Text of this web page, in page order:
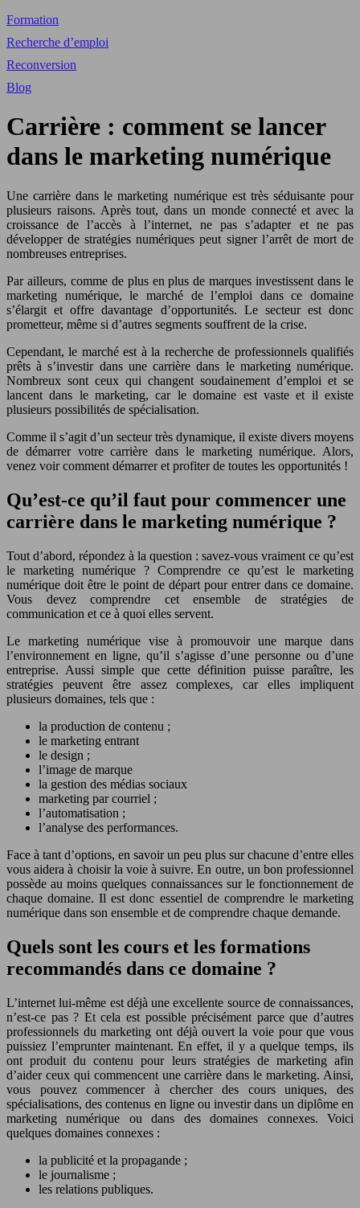
Formation
Recherche d’emploi
Reconversion
Blog
Carrière : comment se lancer
dans le marketing numérique
Une carrière dans le marketing numérique est très séduisante pour
plusieurs raisons. Après tout, dans un monde connecté et avec la
croissance de l’accès à l’internet, ne pas s’adapter et ne pas
développer de stratégies numériques peut signer l’arrêt de mort de
nombreuses entreprises.
Par ailleurs, comme de plus en plus de marques investissent dans le
marketing numérique, le marché de l’emploi dans ce domaine
s’élargit et offre davantage d’opportunités. Le secteur est donc
prometteur, même si d’autres segments souffrent de la crise.
Cependant, le marché est à la recherche de professionnels qualifiés
prêts à s’investir dans une carrière dans le marketing numérique.
Nombreux sont ceux qui changent soudainement d’emploi et se
lancent dans le marketing, car le domaine est vaste et il existe
plusieurs possibilités de spécialisation.
Comme il s’agit d’un secteur très dynamique, il existe divers moyens
de démarrer votre carrière dans le marketing numérique. Alors,
venez voir comment démarrer et profiter de toutes les opportunités !
Qu’est-ce qu’il faut pour commencer une
carrière dans le marketing numérique ?
Tout d’abord, répondez à la question : savez-vous vraiment ce qu’est
le marketing numérique ? Comprendre ce qu’est le marketing
numérique doit être le point de départ pour entrer dans ce domaine.
Vous devez comprendre cet ensemble de stratégies de
communication et ce à quoi elles servent.
Le marketing numérique vise à promouvoir une marque dans
l’environnement en ligne, qu’il s’agisse d’une personne ou d’une
entreprise. Aussi simple que cette définition puisse paraître, les
stratégies peuvent être assez complexes, car elles impliquent
plusieurs domaines, tels que :
la production de contenu ;
le marketing entrant
le design ;
l’image de marque
la gestion des médias sociaux
marketing par courriel ;
l’automatisation ;
l’analyse des performances.
Face à tant d’options, en savoir un peu plus sur chacune d’entre elles
vous aidera à choisir la voie à suivre. En outre, un bon professionnel
possède au moins quelques connaissances sur le fonctionnement de
chaque domaine. Il est donc essentiel de comprendre le marketing
numérique dans son ensemble et de comprendre chaque demande.
Quels sont les cours et les formations
recommandés dans ce domaine ?
L’internet lui-même est déjà une excellente source de connaissances,
n’est-ce pas ? Et cela est possible précisément parce que d’autres
professionnels du marketing ont déjà ouvert la voie pour que vous
puissiez l’emprunter maintenant. En effet, il y a quelque temps, ils
ont produit du contenu pour leurs stratégies de marketing afin
d’aider ceux qui commencent une carrière dans le marketing. Ainsi,
vous pouvez commencer à chercher des cours uniques, des
spécialisations, des contenus en ligne ou investir dans un diplôme en
marketing numérique ou dans des domaines connexes. Voici
quelques domaines connexes :
la publicité et la propagande ;
le journalisme ;
les relations publiques.